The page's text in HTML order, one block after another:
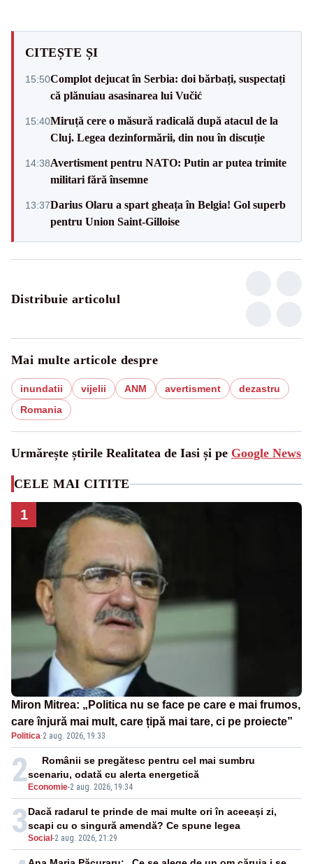
CITEȘTE ȘI
15:50Complot dejucat în Serbia: doi bărbați, suspectați
că plănuiau asasinarea lui Vučić
15:40Miruță cere o măsură radicală după atacul de la
Cluj. Legea dezinformării, din nou în discuție
14:38Avertisment pentru NATO: Putin ar putea trimite
militari fără însemne
13:37Darius Olaru a spart gheața în Belgia! Gol superb
pentru Union Saint-Gilloise
Distribuie articolul
Mai multe articole despre
inundatii vijelii ANM avertisment
dezastru
Romania
Urmărește știrile Realitatea de Iasi și pe Google News
CELE MAI CITITE
1
Miron Mitrea: „Politica nu se face pe care e mai frumos,
care înjură mai mult, care țipă mai tare, ci pe proiecte”
Politica·2 aug. 2026, 19:33
2Economie-2 aug. 2026, 19:34
Românii se pregătesc pentru cel mai sumbru
scenariu, odată cu alerta energetică
3Social-2 aug. 2026, 21:29
Dacă radarul te prinde de mai multe ori în aceeași zi,
scapi cu o singură amendă? Ce spune legea